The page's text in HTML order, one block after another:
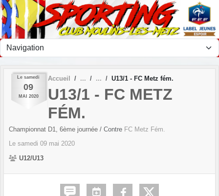
Le samedi
09
MAI 2020
Accueil U13/1 - FC Metz fém.
U13/1 - FC METZ
FÉM.
Championnat D1, 6ème journée / Contre FC Metz Fém.
Le samedi 09 mai 2020
U12/U13
Panneau de gestion des cookies